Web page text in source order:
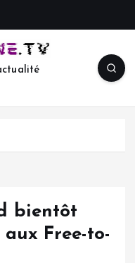
bientôt
Free-to-